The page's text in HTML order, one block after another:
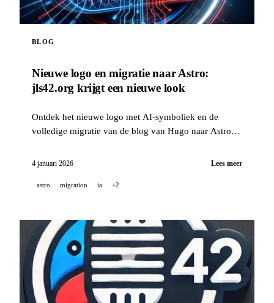
BLOG
Nieuwe logo en migratie naar Astro:
jls42.org krijgt een nieuwe look
Ontdek het nieuwe logo met AI-symboliek en de
volledige migratie van de blog van Hugo naar Astro,
4 januari 2026 Lees meer
astro migration ia +2